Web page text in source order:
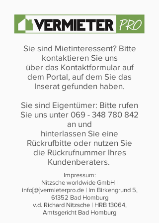
Sie sind Mietinteressent? Bitte
kontaktieren Sie uns
über das Kontaktformular auf
dem Portal, auf dem Sie das
Inserat gefunden haben.
Sie sind Eigentümer: Bitte rufen
Sie uns unter 069 - 348 780 842
an und
hinterlassen Sie eine
Rückrufbitte oder nutzen Sie
die Rückrufnummer Ihres
Kundenberaters.
Impressum:
Nitzsche worldwide GmbH |
info[@]vermieterpro.de | Im Birkengrund 5,
61352 Bad Homburg
v.d. Richard Nitzsche | HRB 13064,
Amtsgericht Bad Homburg